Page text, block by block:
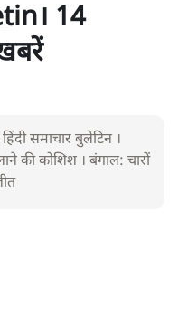
14
समाचार बुलेटिन ।
की कोशिश । बंगाल: चारों